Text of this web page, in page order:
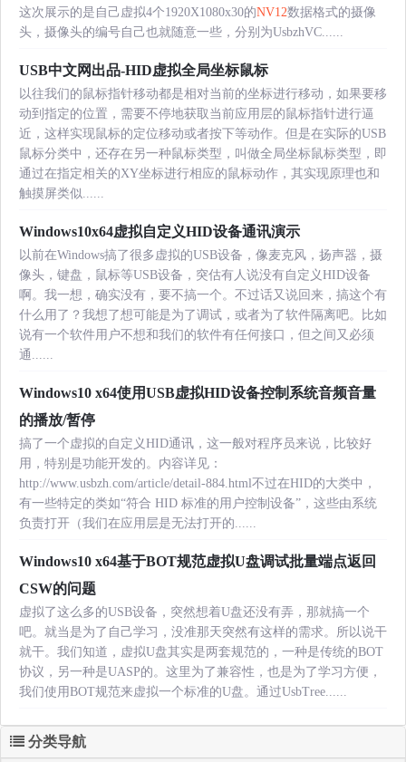
这次展示的是自己虚拟4个1920X1080x30的NV12数据格式的摄像
头，摄像头的编号自己也就随意一些，分别为UsbzhVC......
USB中文网出品-HID虚拟全局坐标鼠标
以往我们的鼠标指针移动都是相对当前的坐标进行移动，如果要移
动到指定的位置，需要不停地获取当前应用层的鼠标指针进行逼
近，这样实现鼠标的定位移动或者按下等动作。但是在实际的USB
鼠标分类中，还存在另一种鼠标类型，叫做全局坐标鼠标类型，即
通过在指定相关的XY坐标进行相应的鼠标动作，其实现原理也和
触摸屏类似......
Windows10x64虚拟自定义HID设备通讯演示
以前在Windows搞了很多虚拟的USB设备，像麦克风，扬声器，摄
像头，键盘，鼠标等USB设备，突估有人说没有自定义HID设备
啊。我一想，确实没有，要不搞一个。不过话又说回来，搞这个有
什么用了？我想了想可能是为了调试，或者为了软件隔离吧。比如
说有一个软件用户不想和我们的软件有任何接口，但之间又必须
通......
Windows10 x64使用USB虚拟HID设备控制系统音频音量
的播放/暂停
搞了一个虚拟的自定义HID通讯，这一般对程序员来说，比较好
用，特别是功能开发的。内容详见：
http://www.usbzh.com/article/detail-884.html不过在HID的大类中，
有一些特定的类如“符合 HID 标准的用户控制设备”，这些由系统
负责打开（我们在应用层是无法打开的......
Windows10 x64基于BOT规范虚拟U盘调试批量端点返回
CSW的问题
虚拟了这么多的USB设备，突然想着U盘还没有弄，那就搞一个
吧。就当是为了自己学习，没准那天突然有这样的需求。所以说干
就干。我们知道，虚拟U盘其实是两套规范的，一种是传统的BOT
协议，另一种是UASP的。这里为了兼容性，也是为了学习方便，
我们使用BOT规范来虚拟一个标准的U盘。通过UsbTree......
分类导航